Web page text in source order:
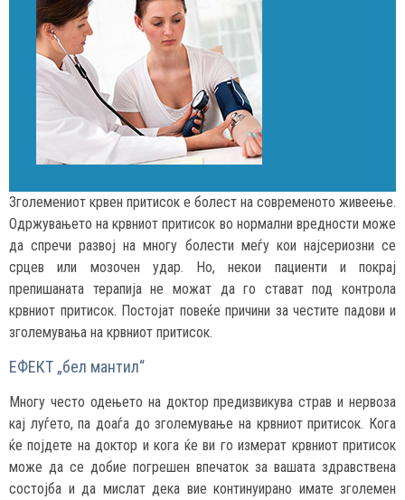
Зголемениот крвен притисок е болест на современото живеење.
Одржувањето на крвниот притисок во нормални вредности може
да спречи развој на многу болести меѓу кои најсериозни се
срцев или мозочен удар. Но, некои пациенти и покрај
препишаната терапија не можат да го стават под контрола
крвниот притисок. Постојат повеќе причини за честите падови и
зголемувања на крвниот притисок.
ЕФЕКТ „бел мантил“
Многу често одењето на доктор предизвикува страв и нервоза
кај луѓето, па доаѓа до зголемување на крвниот притисок. Кога
ќе појдете на доктор и кога ќе ви го измерат крвниот притисок
може да се добие погрешен впечаток за вашата здравствена
состојба и да мислат дека вие континуирано имате зголемен